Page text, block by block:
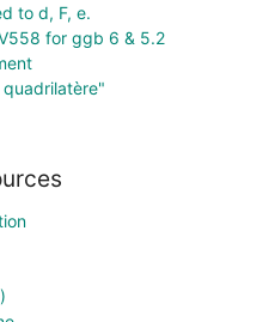
to d, F, e.
for ggb 6 & 5.2